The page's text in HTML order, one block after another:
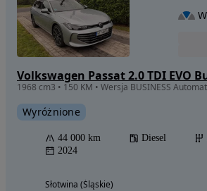
Volkswagen Passat 2.0 TDI EVO
Wyróżnione
44 000 km Diesel
2024
Słotwina (Śląskie)